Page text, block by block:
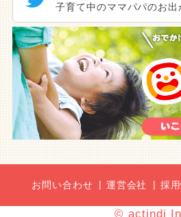
子育て中のママパパのお出
お問い合わせ 運営会社 採
© actindi